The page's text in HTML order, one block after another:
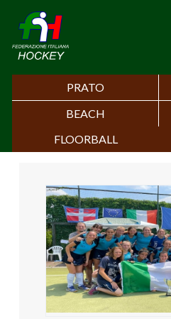
PRATO
BEACH
FLOORBALL